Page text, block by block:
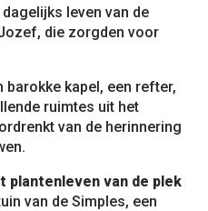
leven van de
die zorgden voor
barokke kapel, een refter,
ruimtes uit het
van de herinnering
plantenleven van de plek
van de Simples, een